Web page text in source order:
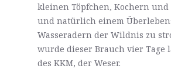
kleinen Töpfchen, Kochern und
und natürlich einem
Wasseradern der Wildnis zu
wurde dieser Brauch vier Tage
des KKM, der Weser.